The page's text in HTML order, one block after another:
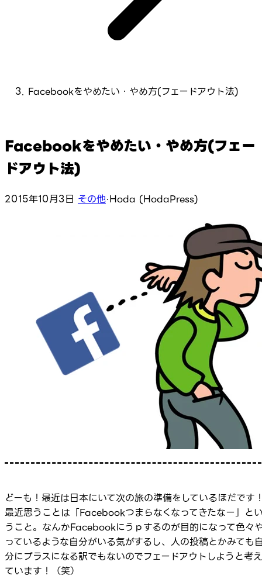
Facebookをやめたい・やめ方(フェードアウト法)
Facebookをやめたい・やめ方(フェー
ドアウト法)
2015年10月3日 その他·Hoda (HodaPress)
どーも！最近は日本にいて次の旅の準備をしているほだです
最近思うことは「Facebookつまらなくなってきたなー」と
うこと。なんかFacebookにうｐするのが目的になって色々
っているような自分がいる気がするし、人の投稿とかみても
分にプラスになる訳でもないのでフェードアウトしようと考え
ています！（笑）